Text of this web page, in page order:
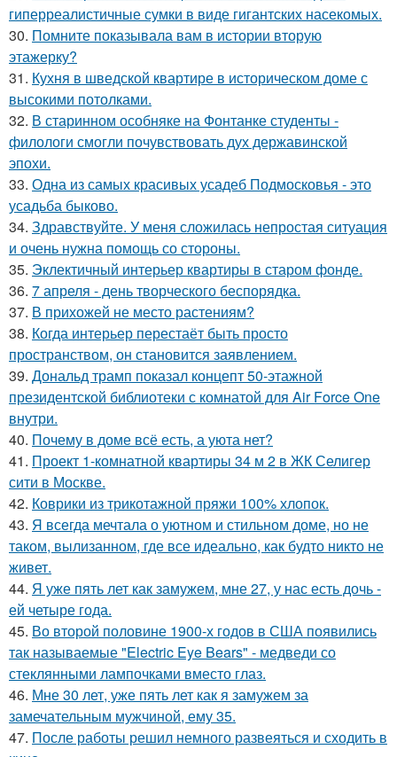
гиперреалистичные сумки в виде гигантских насекомых.
30. Помните показывала вам в истории вторую
этажерку?
31. Кухня в шведской квартире в историческом доме с
высокими потолками.
32. В старинном особняке на Фонтанке студенты -
филологи смогли почувствовать дух державинской
эпохи.
33. Одна из самых красивых усадеб Подмосковья - это
усадьба быково.
34. Здравствуйте. У меня сложилась непростая ситуация
и очень нужна помощь со стороны.
35. Эклектичный интерьер квартиры в старом фонде.
36. 7 апреля - день творческого беспорядка.
37. В прихожей не место растениям?
38. Когда интерьер перестаёт быть просто
пространством, он становится заявлением.
39. Дональд трамп показал концепт 50-этажной
президентской библиотеки с комнатой для Air Force One
внутри.
40. Почему в доме всё есть, а уюта нет?
41. Проект 1-комнатной квартиры 34 м 2 в ЖК Селигер
сити в Москве.
42. Коврики из трикотажной пряжи 100% хлопок.
43. Я всегда мечтала о уютном и стильном доме, но не
таком, вылизанном, где все идеально, как будто никто не
живет.
44. Я уже пять лет как замужем, мне 27, у нас есть дочь -
ей четыре года.
45. Во второй половине 1900-х годов в США появились
так называемые "Electric Eye Bears" - медведи со
стеклянными лампочками вместо глаз.
46. Мне 30 лет, уже пять лет как я замужем за
замечательным мужчиной, ему 35.
47. После работы решил немного развеяться и сходить в